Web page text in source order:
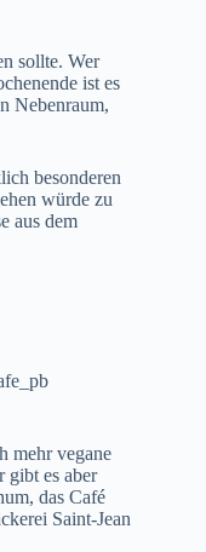
sollte. Wer
ist es
Nebenraum,
besonderen
würde zu
aus dem
mehr vegane
gibt es aber
, das Café
Saint-Jean